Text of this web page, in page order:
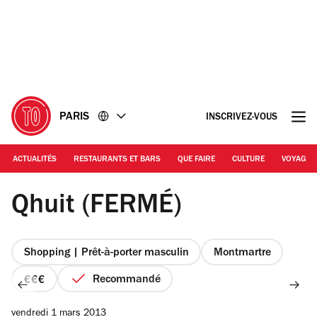
PARIS INSCRIVEZ-VOUS
ACTUALITÉS RESTAURANTS ET BARS QUE FAIRE CULTURE VOYAGE
DR
Qhuit (FERMÉ)
Shopping | Prêt-à-porter masculin Montmartre
prix
Recommandé
vendredi 1 mars 2013